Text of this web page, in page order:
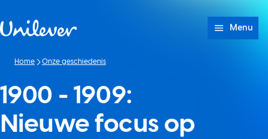
Menu
Home Onze geschiedenis
1900 - 1909:
Nieuwe focus op